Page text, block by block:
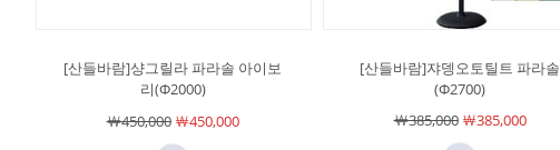
[산들바람]샹그릴라 파라솔 아이보
리(Φ2000)
￦450,000￦450,000
[산들바람]쟈뎅오토틸트 파라솔
(Φ2700)
￦385,000￦385,000